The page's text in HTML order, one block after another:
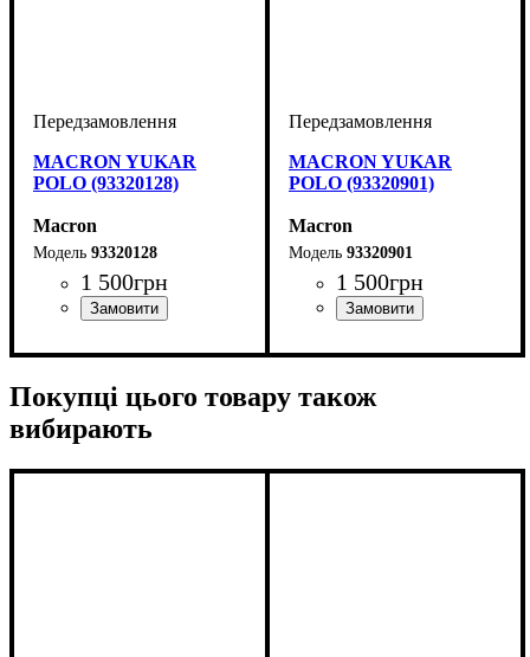
MACRON YUKAR
POLO (93320128)
Macron
93320128
1 500грн
MACRON YUKAR
POLO (93320901)
Macron
93320901
1 500грн
Покупці цього товару також
вибирають